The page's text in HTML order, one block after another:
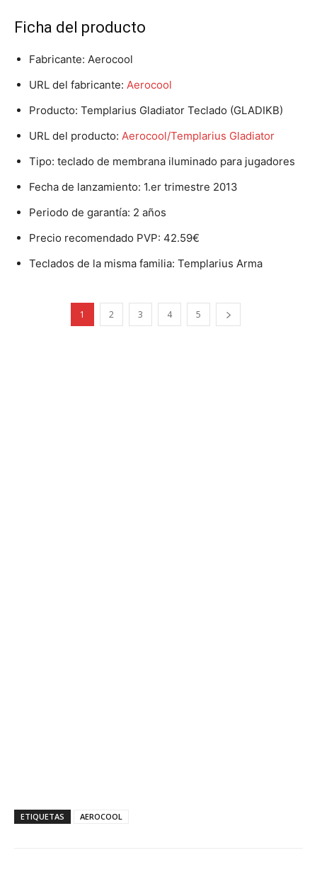
Ficha del producto
Fabricante: Aerocool
URL del fabricante: Aerocool
Producto: Templarius Gladiator Teclado (GLADIKB)
URL del producto: Aerocool/Templarius Gladiator
Tipo: teclado de membrana iluminado para jugadores
Fecha de lanzamiento: 1.er trimestre 2013
Periodo de garantía: 2 años
Precio recomendado PVP: 42.59€
Teclados de la misma familia: Templarius Arma
1 2 3 4 5